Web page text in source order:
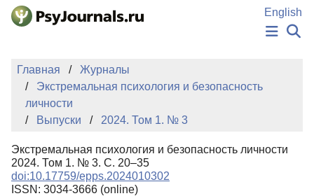
Перейти к основному содержанию
English
НОВОСТИ
БАЗА ЗНАНИЙ
КЛЮЧЕВЫЕ СЛОВА
Регистрация
Главная
Журналы
Экстремальная психология и безопасность
личности
Выпуски
2024. Том 1. № 3
Экстремальная психология и безопасность личности
2024. Том 1. № 3. С. 20–35
doi:10.17759/epps.2024010302
ISSN: 3034-3666 (online)